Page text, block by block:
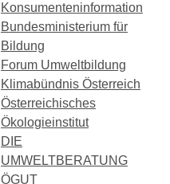
Konsumenteninformation
Bundesministerium für
Bildung
Forum Umweltbildung
Klimabündnis Österreich
Österreichisches
Ökologieinstitut
DIE
UMWELTBERATUNG
ÖGUT